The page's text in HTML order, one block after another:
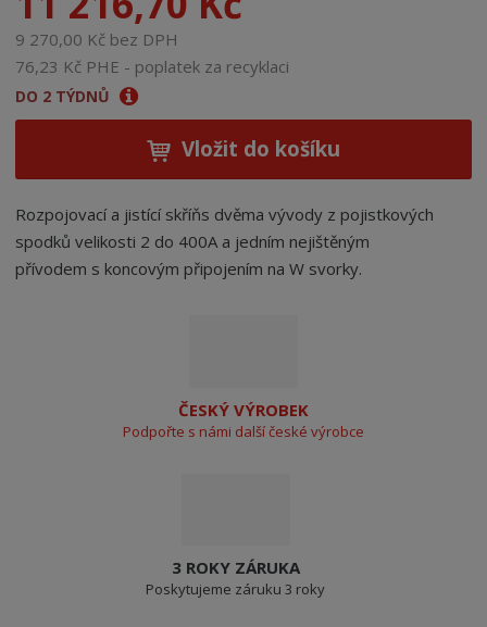
9 270,00 Kč bez DPH
76,23 Kč PHE - poplatek za recyklaci
DO 2 TÝDNŮ
Vložit do košíku
Rozpojovací a jistící skříňs dvěma vývody z pojistkových
spodků velikosti 2 do 400A a jedním nejištěným
přívodem s koncovým připojením na W svorky.
ČESKÝ VÝROBEK
Podpořte s námi další české výrobce
3 ROKY ZÁRUKA
Poskytujeme záruku 3 roky